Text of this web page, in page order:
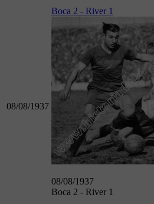
08/08/1937
Boca 2 - River 1
08/08/1937
Boca 2 - River 1